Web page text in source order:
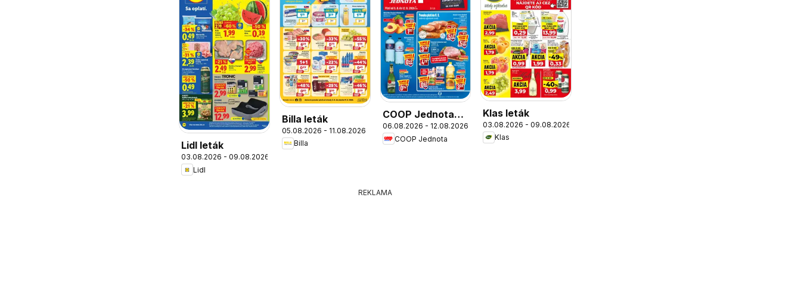
Lidl leták
03.08.2026 - 09.08.2026
Lidl
Billa leták
05.08.2026 - 11.08.2026
Billa
COOP Jednota
leták
06.08.2026 - 12.08.2026
COOP Jednota
Klas leták
03.08.2026 - 09.08.2026
Klas
REKLAMA